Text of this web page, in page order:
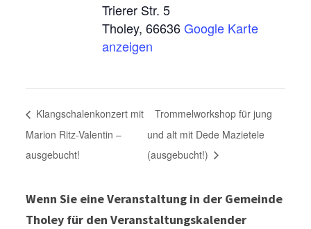
Trierer Str. 5
Tholey, 66636Google Karte
anzeigen
Klangschalenkonzert mit
Marion Ritz-Valentin –
ausgebucht!
Trommelworkshop für jung
und alt mit Dede Mazietele
(ausgebucht!)
Wenn Sie eine Veranstaltung in der Gemeinde
Tholey für den Veranstaltungskalender